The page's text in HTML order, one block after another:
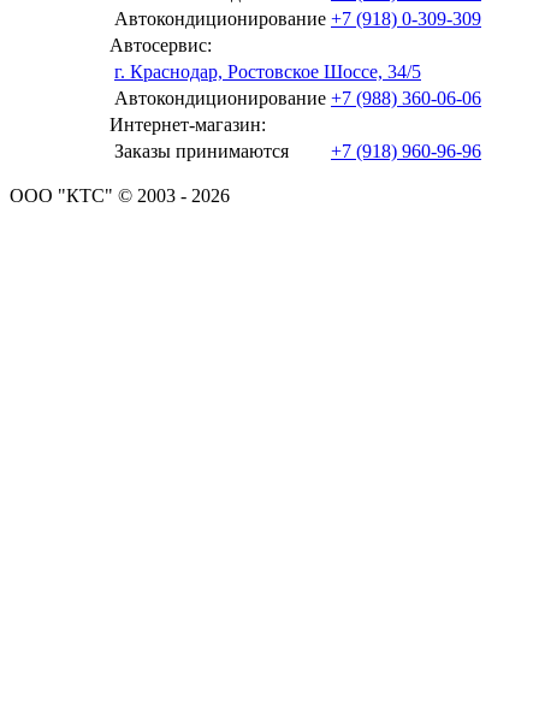
Автокондиционирование +7 (918) 0-309-309
Автосервис:
г. Краснодар, Ростовское Шоссе, 34/5
Автокондиционирование +7 (988) 360-06-06
Интернет-магазин:
Заказы принимаются
+7 (918) 960-96-96
ООО "КТС" © 2003 - 2026